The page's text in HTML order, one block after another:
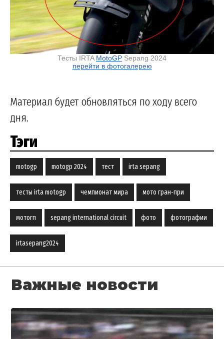
Тесты IRTA MotoGP Sepang 2024
перейти в фотогалерею
Материал будет обновляться по ходу всего
дня.
Тэги
motogp motogp 2024 тест irta sepang
тесты irta motogp чемпионат мира мото гран-при
мотогп sepang international circuit фото фотографии
irtasepang2024
Важные новости